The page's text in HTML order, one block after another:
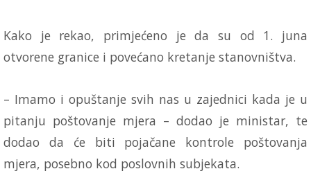
Kako je rekao, primjećeno je da su od 1. juna
otvorene granice i povećano kretanje stanovništva.
– Imamo i opuštanje svih nas u zajednici kada je u
pitanju poštovanje mjera – dodao je ministar, te
dodao da će biti pojačane kontrole poštovanja
mjera, posebno kod poslovnih subjekata.